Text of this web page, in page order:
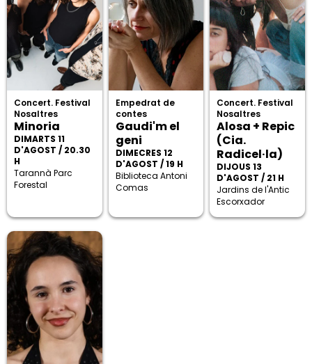
Concert. Festival
Nosaltres
Minoria
DIMARTS 11
D'AGOST / 20.30
H
Tarannà Parc
Forestal
Empedrat de
contes
Gaudi'm el
geni
DIMECRES 12
D'AGOST / 19 H
Biblioteca Antoni
Comas
Concert. Festival
Nosaltres
Alosa + Repic
(Cia.
Radicel·la)
DIJOUS 13
D'AGOST / 21 H
Jardins de l'Antic
Escorxador